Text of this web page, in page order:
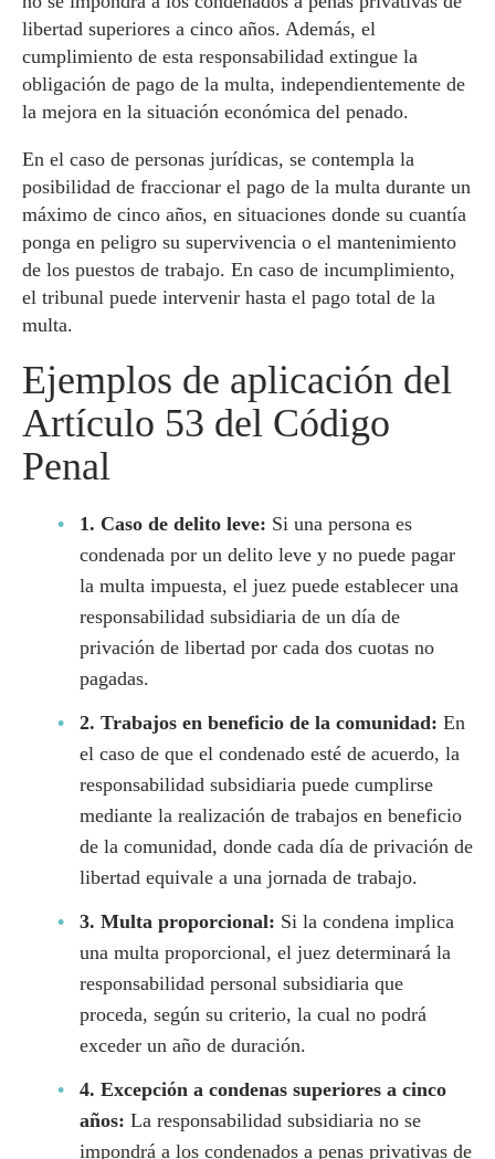
libertad superiores a cinco años. Además, el
cumplimiento de esta responsabilidad extingue la
obligación de pago de la multa, independientemente de
la mejora en la situación económica del penado.
En el caso de personas jurídicas, se contempla la
posibilidad de fraccionar el pago de la multa durante un
máximo de cinco años, en situaciones donde su cuantía
ponga en peligro su supervivencia o el mantenimiento
de los puestos de trabajo. En caso de incumplimiento,
el tribunal puede intervenir hasta el pago total de la
multa.
Ejemplos de aplicación del
Artículo 53 del Código
Penal
1. Caso de delito leve: Si una persona es
condenada por un delito leve y no puede pagar
la multa impuesta, el juez puede establecer una
responsabilidad subsidiaria de un día de
privación de libertad por cada dos cuotas no
pagadas.
2. Trabajos en beneficio de la comunidad: En
el caso de que el condenado esté de acuerdo, la
responsabilidad subsidiaria puede cumplirse
mediante la realización de trabajos en beneficio
de la comunidad, donde cada día de privación de
libertad equivale a una jornada de trabajo.
3. Multa proporcional: Si la condena implica
una multa proporcional, el juez determinará la
responsabilidad personal subsidiaria que
proceda, según su criterio, la cual no podrá
exceder un año de duración.
4. Excepción a condenas superiores a cinco
años: La responsabilidad subsidiaria no se
impondrá a los condenados a penas privativas de